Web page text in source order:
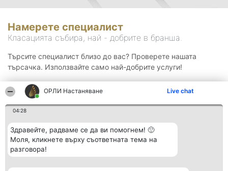
ОРЛИ Настаняване Live chat
04:28
Здравейте, радваме се да ви помогнем! 🙂
Моля, кликнете върху съответната тема на
разговора!
Намерете специалист
Класацията събира, най - добрите в бранша.
Търсите специалист близо до вас? Проверете нашата
търсачка. Използвайте само най-добрите услуги!